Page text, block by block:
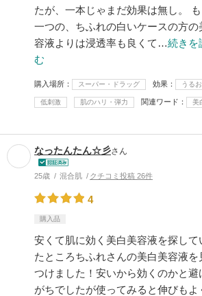
たが、一本じゃまだ効果は無し。 も
一つの、ちふれの白いケースの方の
容液よりは浸透率も良くて…続きを
む
購入場所 スーパー・ドラッグ 効果 うる
低刺激 肌のハリ・弾力 関連ワード 美
なったんたん☆彡さん
25歳 混合肌 クチコミ投稿 26件
4
購入品
安くて肌に効く美白美容液を探して
たところちふれさんの美白美容液を
つけました！安いから効くのかと避
がちでしたが使ってみると伸びもよ